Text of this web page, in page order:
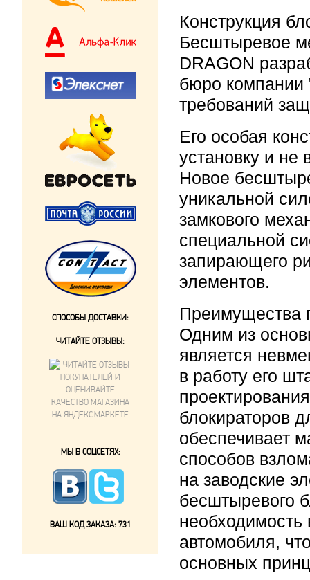
Конструкция
Бесштыревое
DRAGON
бюро
требований
Его особая
установку и не
Новое
уникальной
замкового
специальной
запирающего
элементов.
Преимущества
Одним из
является
в работу его
блокираторов
обеспечивает
способов
на заводские
бесштыревого
необходимость
автомобиля,
основных
СПОСОБЫ ДОСТАВКИ:
ЧИТАЙТЕ ОТЗЫВЫ:
МЫ В СОЦСЕТЯХ:
ВАШ КОД ЗАКАЗА: 731